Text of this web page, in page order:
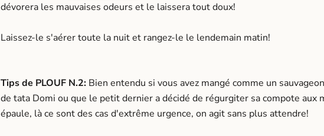
dévorera les mauvaises odeurs et le laissera tout doux!
Laissez-le s'aérer toute la nuit et rangez-le le lendemain matin!
Tips de PLOUF N.2: Bien entendu si vous avez mangé comme un
de tata Domi ou que le petit dernier a décidé de régurgiter sa compote aux
épaule, là ce sont des cas d'extrême urgence, on agit sans plus attendre!